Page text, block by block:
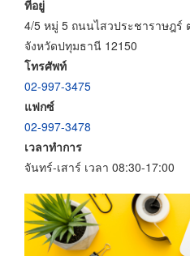
ที่อยู่
4/5 หมู่ 5 ถนนไสวประชาราษฎร์
จังหวัดปทุมธานี 12150
โทรศัพท์
02-997-3475
แฟกซ์
02-997-3478
เวลาทำการ
จันทร์-เสาร์ เวลา 08:30-17:00